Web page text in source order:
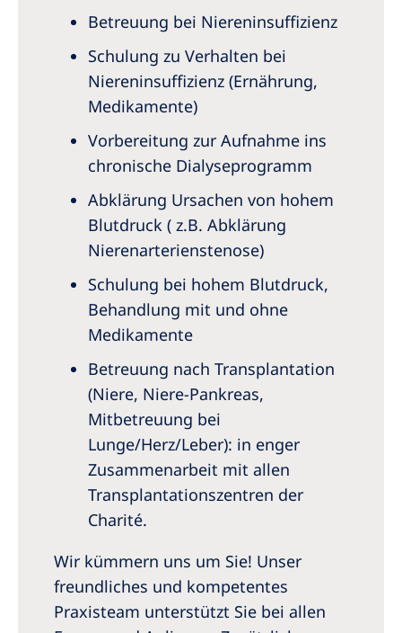
Betreuung bei Niereninsuffizienz
Schulung zu Verhalten bei
Niereninsuffizienz (Ernährung,
Medikamente)
Vorbereitung zur Aufnahme ins
chronische Dialyseprogramm
Abklärung Ursachen von hohem
Blutdruck ( z.B. Abklärung
Nierenarterienstenose)
Schulung bei hohem Blutdruck,
Behandlung mit und ohne
Medikamente
Betreuung nach Transplantation
(Niere, Niere-Pankreas,
Mitbetreuung bei
Lunge/Herz/Leber): in enger
Zusammenarbeit mit allen
Transplantationszentren der
Charité.
Wir kümmern uns um Sie! Unser
freundliches und kompetentes
Praxisteam unterstützt Sie bei allen